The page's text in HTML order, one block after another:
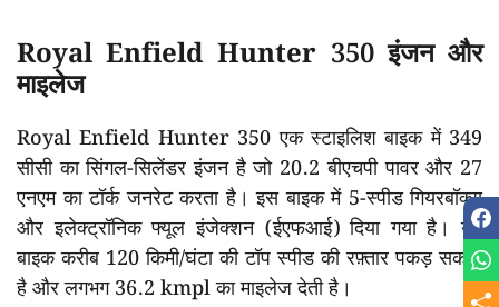
Royal Enfield Hunter 350 इंजन और
माइलेज
Royal Enfield Hunter 350 एक स्टाइलिश बाइक में 349
सीसी का सिंगल-सिलेंडर इंजन है जो 20.2 बीएचपी पावर और 27
एनएम का टॉर्क जनरेट करता है। इस बाइक में 5-स्पीड गियरबॉक्स
और इलेक्ट्रॉनिक फ्यूल इंजेक्शन (ईएफआई) दिया गया है। यह
बाइक करीब 120 किमी/घंटा की टॉप स्पीड की रफ़्तार पकड़ सकती
है और लगभग 36.2 kmpl का माइलेज देती है।